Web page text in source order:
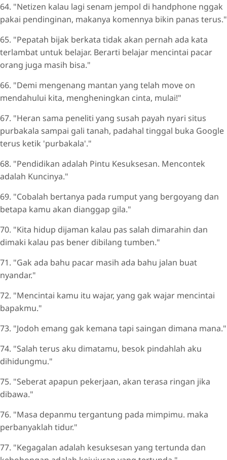
64. "Netizen kalau lagi senam jempol di handphone nggak
pakai pendinginan, makanya komennya bikin panas terus."
65. "Pepatah bijak berkata tidak akan pernah ada kata
terlambat untuk belajar. Berarti belajar mencintai pacar
orang juga masih bisa."
66. "Demi mengenang mantan yang telah move on
mendahului kita, mengheningkan cinta, mulai!"
67. "Heran sama peneliti yang susah payah nyari situs
purbakala sampai gali tanah, padahal tinggal buka Google
terus ketik 'purbakala'."
68. "Pendidikan adalah Pintu Kesuksesan. Mencontek
adalah Kuncinya."
69. "Cobalah bertanya pada rumput yang bergoyang dan
betapa kamu akan dianggap gila."
70. "Kita hidup dijaman kalau pas salah dimarahin dan
dimaki kalau pas bener dibilang tumben."
71. "Gak ada bahu pacar masih ada bahu jalan buat
nyandar."
72. "Mencintai kamu itu wajar, yang gak wajar mencintai
bapakmu."
73. "Jodoh emang gak kemana tapi saingan dimana mana."
74. "Salah terus aku dimatamu, besok pindahlah aku
dihidungmu."
75. "Seberat apapun pekerjaan, akan terasa ringan jika
dibawa."
76. "Masa depanmu tergantung pada mimpimu. maka
perbanyaklah tidur."
77. "Kegagalan adalah kesuksesan yang tertunda dan